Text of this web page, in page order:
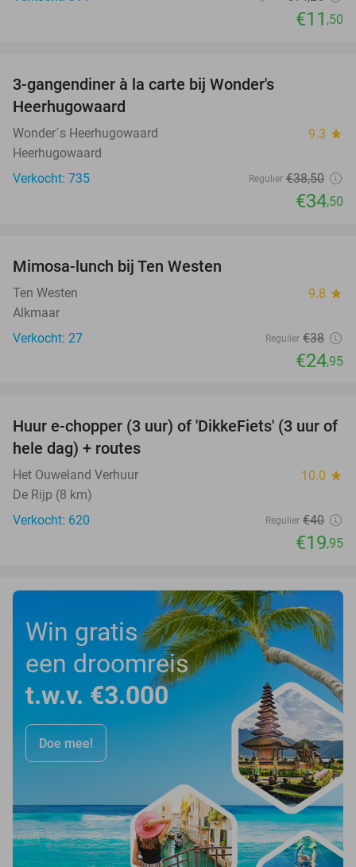
€11 ,50
3-gangendiner à la carte bij Wonder's
Heerhugowaard
Wonder´s Heerhugowaard 9.3 star
Heerhugowaard
Verkocht: 735
Regulier €38,50
€34,50
Mimosa-lunch bij Ten Westen
Ten Westen 9.8 star
Alkmaar
Verkocht: 27
Regulier €38
€24,95
50%
Huur e-chopper (3 uur) of 'DikkeFiets' (3 uur of
hele dag) + routes
Het Ouweland Verhuur 10.0 star
De Rijp (8 km)
Verkocht: 620
Regulier €40
€19,95
Win gratis
een droomreis
t.w.v. €3.000
Doe mee!